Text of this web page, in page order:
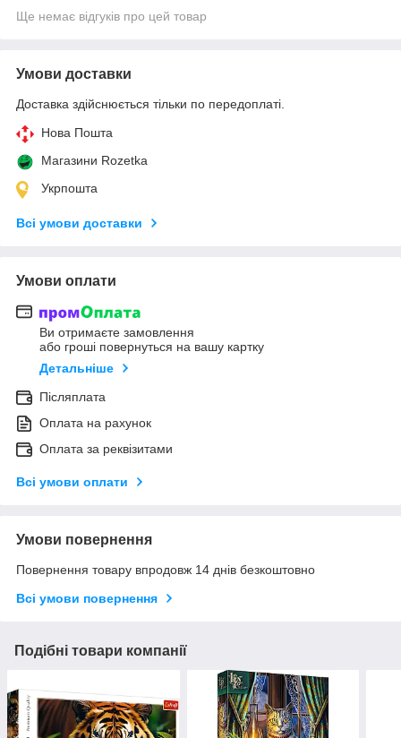
Ще немає відгуків про цей товар
Умови доставки
Доставка здійснюється тільки по передоплаті.
Нова Пошта
Магазини Rozetka
Укрпошта
Всі умови доставки
Умови оплати
Ви отримаєте замовлення
або гроші повернуться на вашу картку
Детальніше
Післяплата
Оплата на рахунок
Оплата за реквізитами
Всі умови оплати
Умови повернення
Повернення товару впродовж 14 днів безкоштовно
Всі умови повернення
Подібні товари компанії